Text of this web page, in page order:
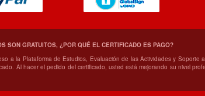
SON GRATUITOS, ¿POR QUÉ EL CERTIFICADO ES PAGO?
a la Plataforma de Estudios, Evaluación de las Actividades y Soporte
Al hacer el pedido del certificado, usted está mejorando su nivel